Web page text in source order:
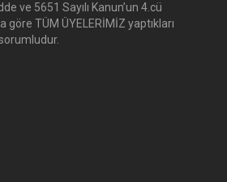
ve 5651 Sayılı Kanun’un 4.cü
göre TÜM ÜYELERİMİZ yaptıkları